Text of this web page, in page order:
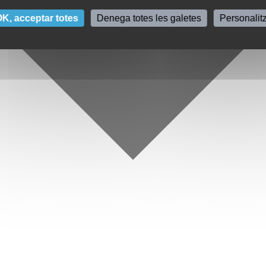
acceptar totes Denega totes les galetes